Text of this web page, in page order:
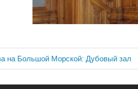
на Большой Морской: Дубовый зал